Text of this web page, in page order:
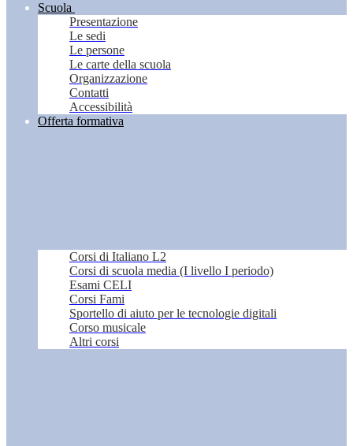
Scuola
Presentazione
Le sedi
Le persone
Le carte della scuola
Organizzazione
Contatti
Accessibilità
Offerta formativa
Corsi di Italiano L2
Corsi di scuola media (I livello I periodo)
Esami CELI
Corsi Fami
Sportello di aiuto per le tecnologie digitali
Corso musicale
Altri corsi